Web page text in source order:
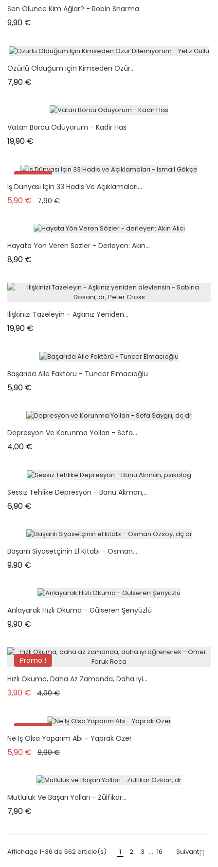
Sen Ölünce Kim Ağlar? - Robin Sharma
9,90 €
Özürlü Olduğum Için Kimseden Özür...
7,90 €
Vatan Borcu Ödüyorum - Kadir Has
19,90 €
Promo !
Iş Dünyası Için 33 Hadis Ve Açıklamaları...
5,90 € Prix de base
7,90 €Prix
Hayata Yön Veren Sözler - Derleyen: Akın...
8,90 €
Ilişkinizi Tazeleyin - Aşkınız Yeniden...
19,90 €
Başarıda Aile Faktörü - Tuncer Elmacıoğlu
5,90 €
Depresyon Ve Korunma Yolları - Sefa...
4,00 €
Sessiz Tehlike Depresyon - Banu Akman,...
6,90 €
Başarılı Siyasetçinin El Kitabı - Osman...
9,90 €
Anlayarak Hızlı Okuma - Gülseren Şenyüzlü
9,90 €
Promo !
Hızlı Okuma, Daha Az Zamanda, Daha Iyi...
3,90 € Prix de base
4,90 €Prix
Promo !
Ne Iş Olsa Yaparım Abi - Yaprak Özer
5,90 € Prix de base
8,90 €Prix
Mutluluk Ve Başarı Yolları - Zülfikar...
7,90 €
Affichage 1-36 de 562 article(s) 1 2 3 … 16 Suivant